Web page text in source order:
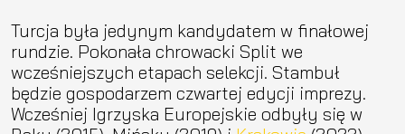
Turcja była jedynym kandydatem w finałowej
rundzie. Pokonała chrowacki Split we
wcześniejszych etapach selekcji. Stambuł
będzie gospodarzem czwartej edycji imprezy.
Wcześniej Igrzyska Europejskie odbyły się w